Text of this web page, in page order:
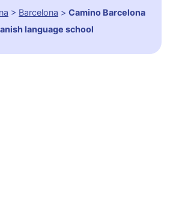
> Barcelona > Camino Barcelona
language school